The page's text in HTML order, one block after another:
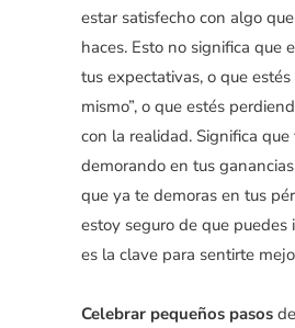
estar satisfecho con algo
haces. Esto no significa que
tus expectativas, o que
mismo”, o que estés
con la realidad. Significa que
demorando en tus
que ya te demoras en tus
estoy seguro de que puedes
es la clave para sentirte
Celebrar pequeños pasos